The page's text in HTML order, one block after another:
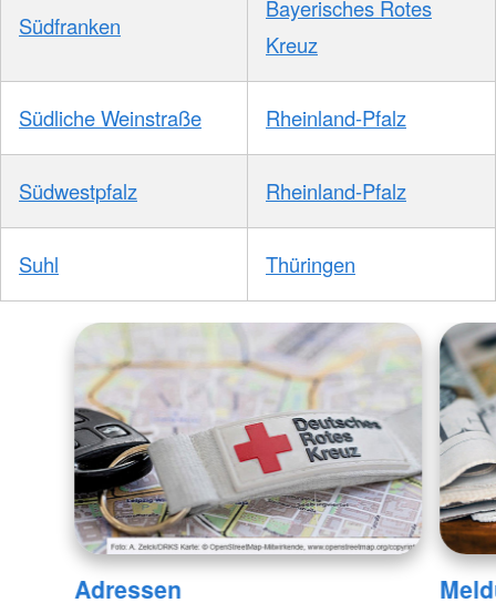
Südfranken
Bayerisches Rotes
Kreuz
Südliche Weinstraße Rheinland-Pfalz
Südwestpfalz Rheinland-Pfalz
Suhl Thüringen
Adressen